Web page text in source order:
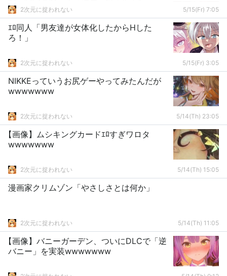
2次元に捉われない 5/15(Fr) 7:05
ｴﾛ同人「男友達が女体化したからHした
ろ！」
2次元に捉われない 5/15(Fr) 3:05
NIKKEっていうお尻ゲーやってみたんだが
wwwwwww
2次元に捉われない 5/14(Th) 23:05
【画像】ムシキングカードｴﾛすぎワロタ
wwwwwww
2次元に捉われない 5/14(Th) 15:05
漫画家クリムゾン「やさしさとは何か」
2次元に捉われない 5/14(Th) 11:05
【画像】バニーガーデン、ついにDLCで「逆
バニー」を実装wwwwwww